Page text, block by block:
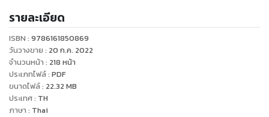
ที่สุดหรือเปล่า คำตอบที่ได้ก็คือไม่ใช่ แล้วพอถามต่อว่าคือร้านที่หรู
ที่สุด ตกแต่งสวยที่สุดหรือเปล่า มันก็ไม่ใช่อีกเช่นกัน แน่นอนว่าว่า
ร้านอาหารที่มี “ความสุด” เหล่านี้ มักจะเป็นร้านที่ตอบโจทย์เมื่อเรา
มีโอกาสพิเศษ แต่พอถามว่าร้านอาหารที่เราไปบ่อยที่สุด ร้านอาหาร
ที่เราโปรดที่สุด คำตอบที่ผมมักจะได้คือ “ร้านที่ทำให้เราสบายใจ
ที่สุด”
.
รายละเอียด
ISBN : 9786161850869
วันวางขาย : 20 ก.ค. 2022
จำนวนหน้า : 218 หน้า
ประเภทไฟล์: PDF
ขนาดไฟล์: 22.32 MB
ประเทศ: TH
ภาษา : Thai